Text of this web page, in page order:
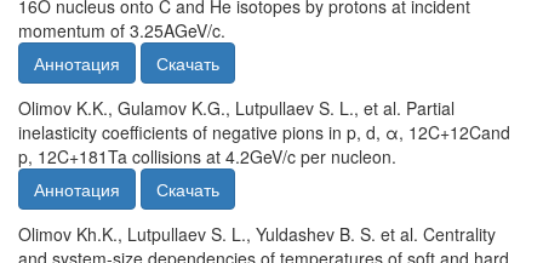
16O nucleus onto C and He isotopes by protons at incident
momentum of 3.25AGeV/c.
Аннотация
Скачать
Olimov K.K., Gulamov K.G., Lutpullaev S. L., et al. Partial
inelasticity coeﬃcients of negative pions in p, d, α, 12C+12Cand
p, 12C+181Ta collisions at 4.2GeV/c per nucleon.
Аннотация
Скачать
Olimov Kh.K., Lutpullaev S. L., Yuldashev B. S. et al. Centrality
and system-size dependencies of temperatures of soft and hard